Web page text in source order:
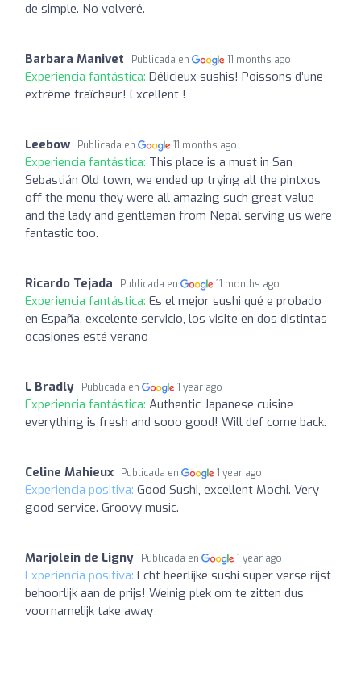
de simple. No volveré.
Barbara Manivet Publicada en 11 months ago
Experiencia fantástica: Délicieux sushis! Poissons d’une
extrême fraîcheur! Excellent !
Leebow Publicada en 11 months ago
Experiencia fantástica: This place is a must in San
Sebastián Old town, we ended up trying all the pintxos
off the menu they were all amazing such great value
and the lady and gentleman from Nepal serving us were
fantastic too.
Ricardo Tejada Publicada en 11 months ago
Experiencia fantástica: Es el mejor sushi qué e probado
en España, excelente servicio, los visite en dos distintas
ocasiones esté verano
L Bradly Publicada en 1 year ago
Experiencia fantástica: Authentic Japanese cuisine
everything is fresh and sooo good! Will def come back.
Celine Mahieux Publicada en 1 year ago
Experiencia positiva: Good Sushi, excellent Mochi. Very
good service. Groovy music.
Marjolein de Ligny Publicada en 1 year ago
Experiencia positiva: Echt heerlijke sushi super verse rijst
behoorlijk aan de prijs! Weinig plek om te zitten dus
voornamelijk take away